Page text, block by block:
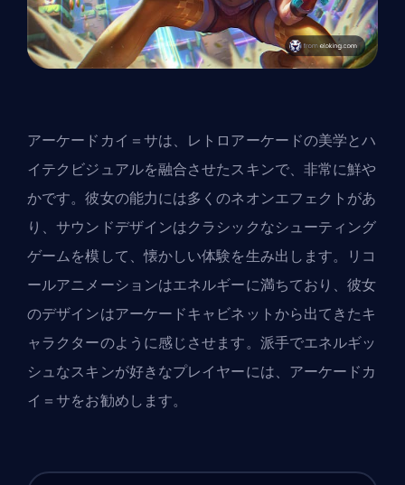
アーケードカイ＝サは、レトロアーケードの美学とハ
イテクビジュアルを融合させたスキンで、非常に鮮や
かです。彼女の能力には多くのネオンエフェクトがあ
り、サウンドデザインはクラシックなシューティング
ゲームを模して、懐かしい体験を生み出します。リコ
ールアニメーションはエネルギーに満ちており、彼女
のデザインはアーケードキャビネットから出てきたキ
ャラクターのように感じさせます。派手でエネルギッ
シュなスキンが好きなプレイヤーには、アーケードカ
イ＝サをお勧めします。